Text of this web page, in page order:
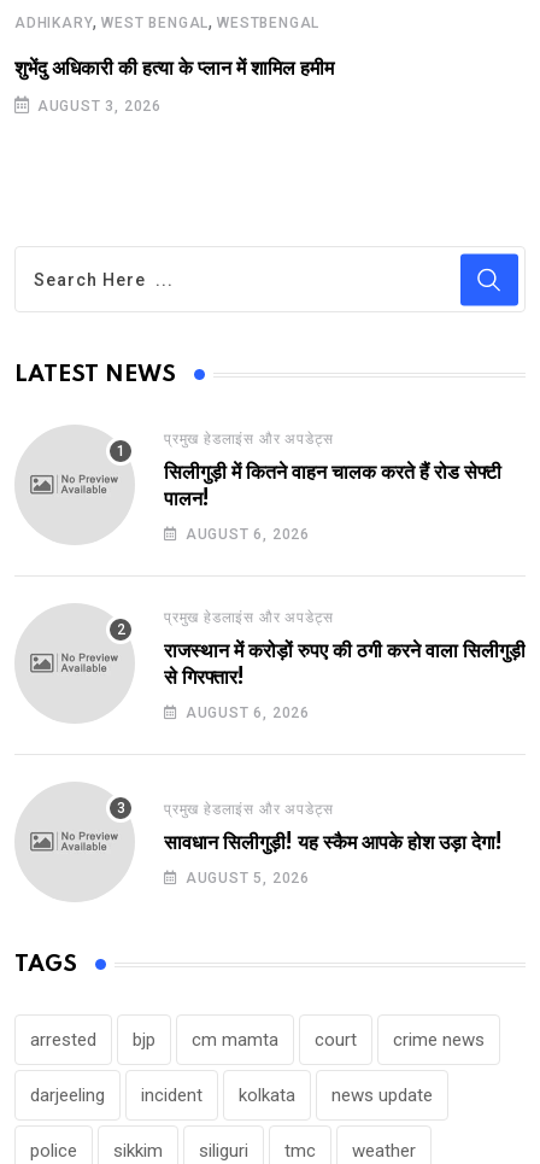
ADHIKARY,WEST BENGAL,WESTBENGAL
शुभेंदु अधिकारी की हत्या के प्लान में शामिल हमीम
AUGUST 3, 2026
LATEST NEWS
प्रमुख हेडलाइंस और अपडेट्स
सिलीगुड़ी में कितने वाहन चालक करते हैं रोड सेफ्टी
पालन!
AUGUST 6, 2026
प्रमुख हेडलाइंस और अपडेट्स
राजस्थान में करोड़ों रुपए की ठगी करने वाला सिलीगुड़ी
से गिरफ्तार!
AUGUST 6, 2026
प्रमुख हेडलाइंस और अपडेट्स
सावधान सिलीगुड़ी! यह स्कैम आपके होश उड़ा देगा!
AUGUST 5, 2026
TAGS
arrested bjp cm mamta court crime news
darjeeling incident kolkata news update
police sikkim siliguri tmc weather